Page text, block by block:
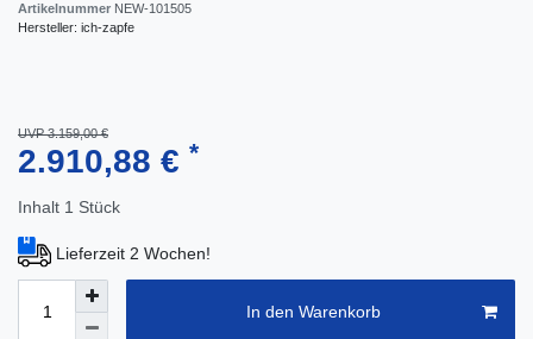
Artikelnummer NEW-101505
Hersteller: ich-zapfe
UVP 3.159,00 €
2.910,88 € *
Inhalt 1 Stück
Lieferzeit 2 Wochen!
In den Warenkorb